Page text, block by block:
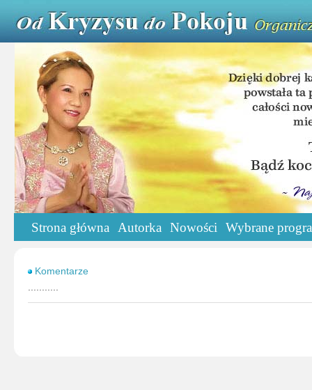
Strona główna Autorka Nowości Wybrane
Komentarze